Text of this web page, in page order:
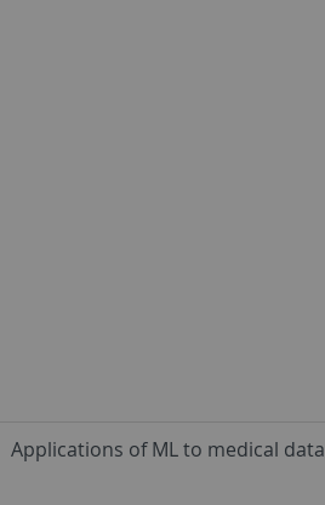
Applications of ML to medical data